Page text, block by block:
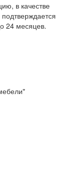
в качестве
24 месяцев.